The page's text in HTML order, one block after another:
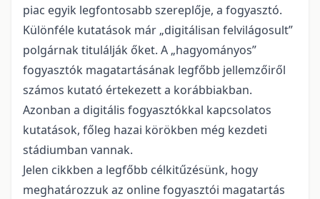
piac egyik legfontosabb szereplője, a fogyasztó.
Különféle kutatások már „digitálisan felvilágosult”
polgárnak titulálják őket. A „hagyományos”
fogyasztók magatartásának legfőbb jellemzőiről
számos kutató értekezett a korábbiakban.
Azonban a digitális fogyasztókkal kapcsolatos
kutatások, főleg hazai körökben még kezdeti
stádiumban vannak.
Jelen cikkben a legfőbb célkitűzésünk, hogy
meghatározzuk az online fogyasztói magatartás